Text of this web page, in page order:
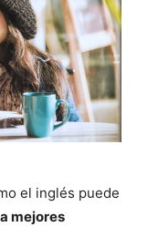
el inglés puede
mejores